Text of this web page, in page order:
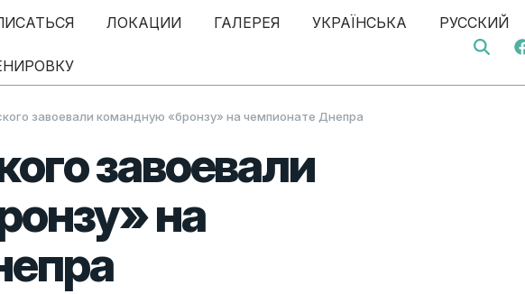
ЛОКАЦИИ ГАЛЕРЕЯ УКРАЇНСЬКА РУССКИЙ
завоевали командную «бронзу» на чемпионате Днепра
завоевали
на